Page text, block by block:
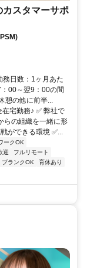
スタマーサポ
務日数：1ヶ月あた
00～翌9：00の間
憩の他に前半...
宅勤務♪ ✅ 弊社で
らの組織を一緒に形
ができる環境 ✅...
ークOK
迎
フルリモート
ブランクOK
育休あり